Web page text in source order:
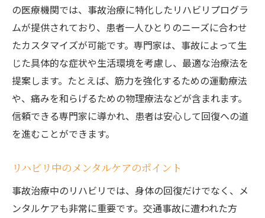
の医療機関では、事故治療に特化したリハビリプログラ
ムが提供されており、患者一人ひとりのニーズに合わせ
たカスタマイズが可能です。専門家は、事故によって生
じた具体的な症状や生活環境を考慮し、最適な治療法を
提案します。たとえば、筋力を強化するための運動療法
や、痛みを和らげるための物理療法などが含まれます。
信頼できる専門家に導かれ、患者は安心して回復への道
を進むことができます。
リハビリ中のメンタルケアのポイント
事故治療中のリハビリでは、身体の回復だけでなく、メ
ンタルケアも非常に重要です。交通事故に遭われた方